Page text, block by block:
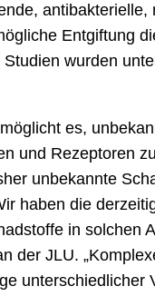
Entgiftung
wurden
es,
und Rezeptoren
unbekannte
haben die
in solchen
der JLU.